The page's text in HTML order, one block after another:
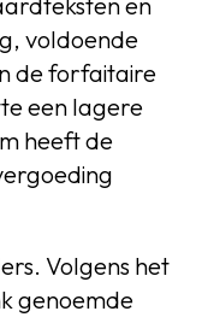
voldoende
de forfaitaire
een lagere
heeft de
Volgens het
genoemde